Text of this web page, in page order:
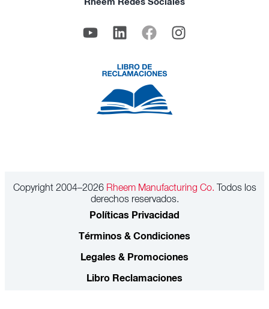
Rheem Redes Sociales
Copyright 2004–2026Rheem Manufacturing Co. Todos los
derechos reservados.
Políticas Privacidad
Términos & Condiciones
Legales & Promociones
Libro Reclamaciones